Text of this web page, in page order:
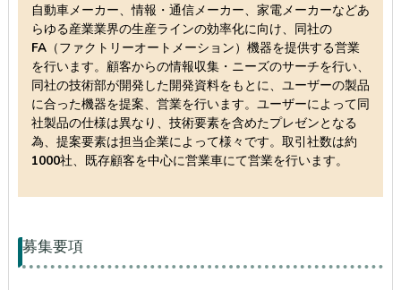
自動車メーカー、情報・通信メーカー、家電メーカーなどあ
らゆる産業業界の生産ラインの効率化に向け、同社の
FA（ファクトリーオートメーション）機器を提供する営業
を行います。顧客からの情報収集・ニーズのサーチを行い、
同社の技術部が開発した開発資料をもとに、ユーザーの製品
に合った機器を提案、営業を行います。ユーザーによって同
社製品の仕様は異なり、技術要素を含めたプレゼンとなる
為、提案要素は担当企業によって様々です。取引社数は約
1000社、既存顧客を中心に営業車にて営業を行います。
募集要項